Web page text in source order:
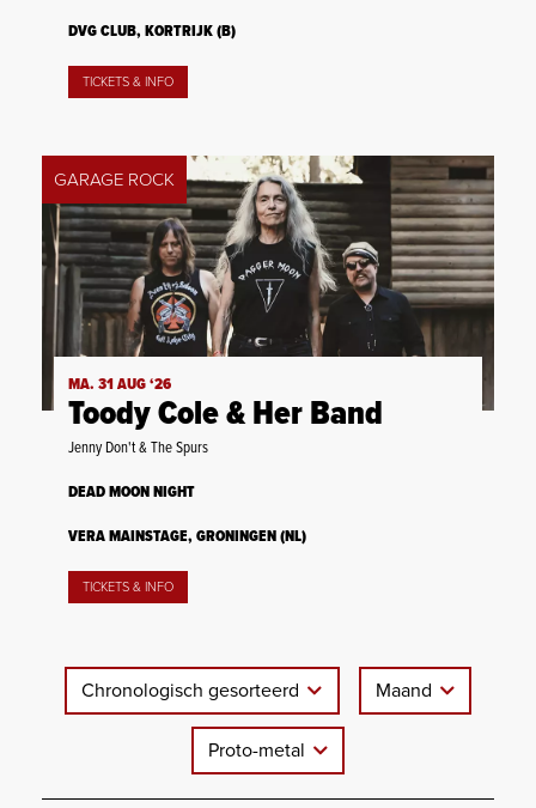
DVG CLUB, KORTRIJK (B)
TICKETS & INFO
GARAGE ROCK
MA. 31 AUG ‘26
Toody Cole & Her Band
Jenny Don't & The Spurs
DEAD MOON NIGHT
VERA MAINSTAGE, GRONINGEN (NL)
TICKETS & INFO
Chronologisch gesorteerd Maand
Proto-metal